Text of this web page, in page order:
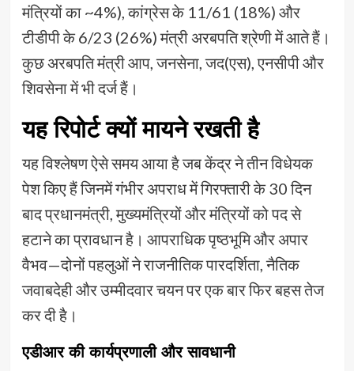
मंत्रियों का ~4%), कांग्रेस के 11/61 (18%) और
टीडीपी के 6/23 (26%) मंत्री अरबपति श्रेणी में आते हैं।
कुछ अरबपति मंत्री आप, जनसेना, जद(एस), एनसीपी और
शिवसेना में भी दर्ज हैं।
यह रिपोर्ट क्यों मायने रखती है
यह विश्लेषण ऐसे समय आया है जब केंद्र ने तीन विधेयक
पेश किए हैं जिनमें गंभीर अपराध में गिरफ्तारी के 30 दिन
बाद प्रधानमंत्री, मुख्यमंत्रियों और मंत्रियों को पद से
हटाने का प्रावधान है। आपराधिक पृष्ठभूमि और अपार
वैभव—दोनों पहलुओं ने राजनीतिक पारदर्शिता, नैतिक
जवाबदेही और उम्मीदवार चयन पर एक बार फिर बहस तेज
कर दी है।
एडीआर की कार्यप्रणाली और सावधानी